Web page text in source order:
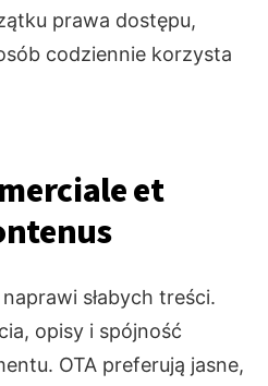
prawa dostępu,
codziennie korzysta
et
słabych treści.
opisy i spójność
OTA preferują jasne,